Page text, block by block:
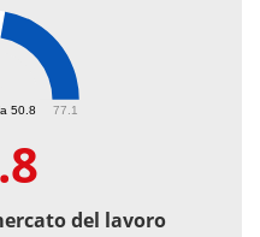
50.8 77.1
del lavoro